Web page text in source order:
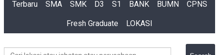
Terbaru SMA SMK D3 S1 BANK BUMN CPNS
Fresh Graduate LOKASI